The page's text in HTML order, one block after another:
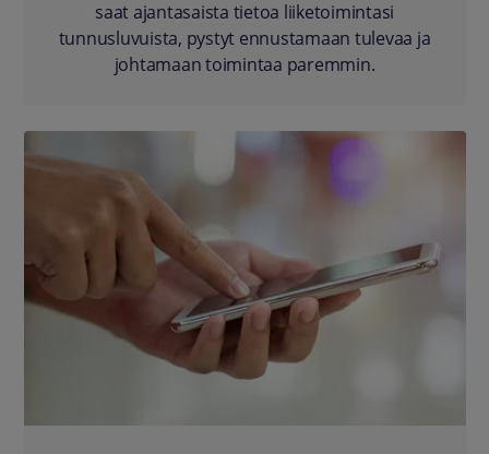
saat ajantasaista tietoa liiketoimintasi
tunnusluvuista, pystyt ennustamaan tulevaa ja
johtamaan toimintaa paremmin.